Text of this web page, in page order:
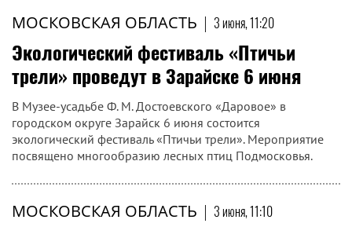
МОСКОВСКАЯ ОБЛАСТЬ | 3 июня, 11:20
Экологический фестиваль «Птичьи
трели» проведут в Зарайске 6 июня
В Музее-усадьбе Ф. М. Достоевского «Даровое» в
городском округе Зарайск 6 июня состоится
экологический фестиваль «Птичьи трели». Мероприятие
посвящено многообразию лесных птиц Подмосковья.
МОСКОВСКАЯ ОБЛАСТЬ | 3 июня, 11:10